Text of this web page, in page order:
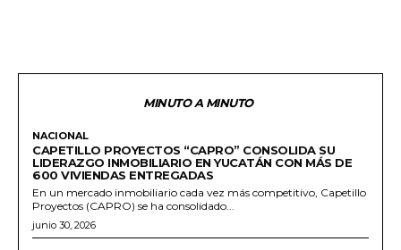
MINUTO A MINUTO
NACIONAL
CAPETILLO PROYECTOS “CAPRO” CONSOLIDA SU
LIDERAZGO INMOBILIARIO EN YUCATÁN CON MÁS DE
600 VIVIENDAS ENTREGADAS
En un mercado inmobiliario cada vez más competitivo, Capetillo
Proyectos (CAPRO) se ha consolidado...
junio 30, 2026